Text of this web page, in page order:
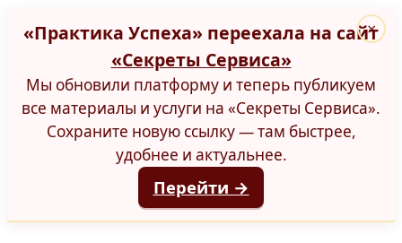
«Практика Успеха» переехала на сайт
«Секреты Сервиса»
Мы обновили платформу и теперь публикуем
все материалы и услуги на «Секреты Сервиса».
Сохраните новую ссылку — там быстрее,
удобнее и актуальнее.
Перейти →
×